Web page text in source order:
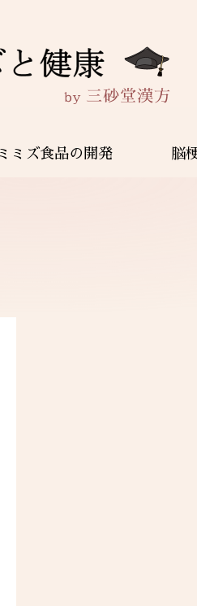
ミズ食品の開発 脳